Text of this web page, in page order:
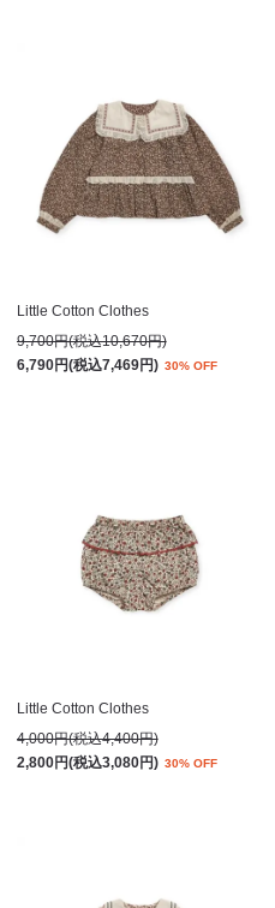
Little Cotton Clothes
9,700円(税込10,670円)
6,790円(税込7,469円) 30% OFF
Little Cotton Clothes
4,000円(税込4,400円)
2,800円(税込3,080円) 30% OFF